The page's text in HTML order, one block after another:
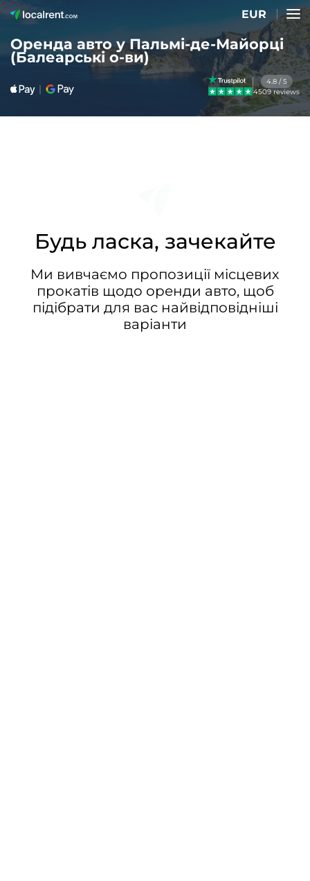
EUR
Оренда авто у Пальмі-де-Майорці
(Балеарські о-ви)
4.8 / 5
4509 reviews
Будь ласка, зачекайте
Ми вивчаємо пропозиції місцевих
прокатів щодо оренди авто, щоб
підібрати для вас найвідповідніші
варіанти